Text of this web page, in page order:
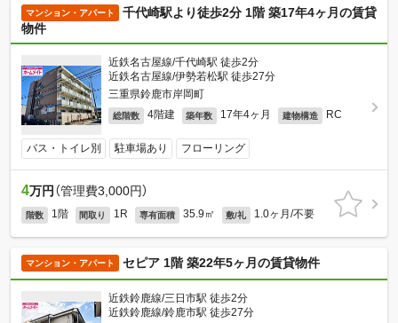
マンション・アパート
千代崎駅より徒歩2分 1階 築17年4ヶ月の賃貸
物件
近鉄名古屋線/千代崎駅 徒歩2分
近鉄名古屋線/伊勢若松駅 徒歩27分
三重県鈴鹿市岸岡町
総階数 4階建 築年数 17年4ヶ月 建物構造 RC
バス・トイレ別 駐車場あり フローリング
4万円 （管理費3,000円）
階数 1階 間取り 1R 専有面積 35.9㎡ 敷/礼 1.0ヶ月/不要
マンション・アパート セピア 1階 築22年5ヶ月の賃貸物件
近鉄鈴鹿線/三日市駅 徒歩2分
近鉄鈴鹿線/鈴鹿市駅 徒歩27分